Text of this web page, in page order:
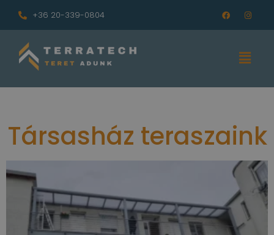
+36 20-339-0804
Társasház teraszaink